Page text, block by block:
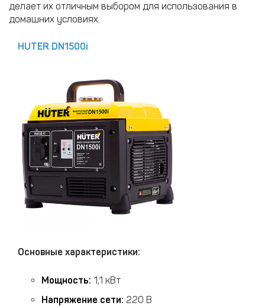
делает их отличным выбором для использования в
домашних условиях.
HUTER DN1500i
Основные характеристики:
Мощность: 1,1 кВт
Напряжение сети: 220 В